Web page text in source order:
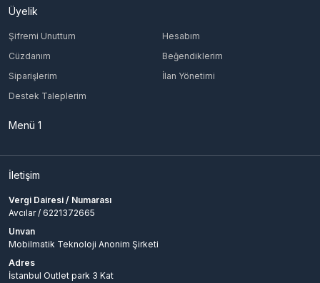
Üyelik
Şifremi Unuttum
Hesabım
Cüzdanım
Beğendiklerim
Siparişlerim
İlan Yönetimi
Destek Taleplerim
Menü 1
İletişim
Vergi Dairesi / Numarası
Avcılar / 6221372665
Unvan
Mobilmatik Teknoloji Anonim Şirketi
Adres
İstanbul Outlet park 3 Kat